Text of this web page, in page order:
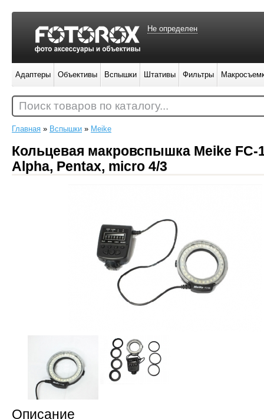
Главная » Вспышки » Meike
Кольцевая макровспышка Meike FC-
Alpha, Pentax, micro 4/3
Описание
Не определен
Адаптеры Объективы Вспышки Штативы Фильтры
Поиск товаров по каталогу...